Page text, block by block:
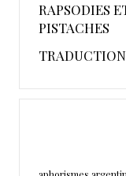
RAPSODIES
PISTACHES